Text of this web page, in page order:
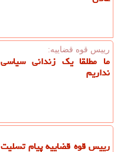
رییس قوه قضاییه:
ما مطلقا یک زندانی سیاسی
نداریم
رییس قوه قضاییه پیام تسلیت